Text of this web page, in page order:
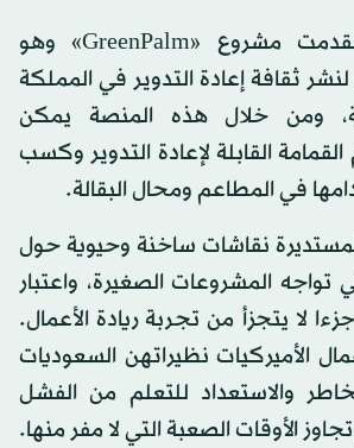
أما هبة زاهد، فقدمت مشروع «GreenPalm» وهو
ثقافة إعادة التدوير في المملكة
ومن خلال هذه المنصة يمكن
القابلة لإعادة التدوير وكسب
في المطاعم ومحال البقالة.
نقاشات ساخنة وحيوية حول
المشروعات الصغيرة، واعتبار
لا يتجزأ من تجربة ريادة الأعمال.
الأميركيات نظيراتهن السعوديات
والاستعداد للتعلم من الفشل
الأوقات الصعبة التي لا مفر منها.